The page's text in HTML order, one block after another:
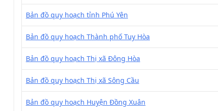
Bản đồ quy hoạch tỉnh Phú Yên
Bản đồ quy hoạch Thành phố Tuy Hòa
Bản đồ quy hoạch Thị xã Đông Hòa
Bản đồ quy hoạch Thị xã Sông Cầu
Bản đồ quy hoạch Huyện Đồng Xuân